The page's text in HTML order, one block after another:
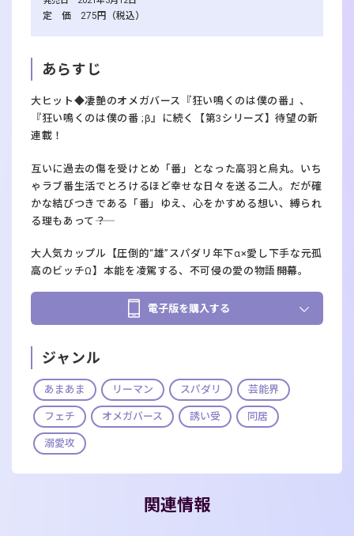
定 価 275円（税込）
あらすじ
大ヒット◆凄艶のオメガバース『狂い鳴くのは僕の番』、
『狂い鳴くのは僕の番 ;β』に続く【第3シリーズ】待望の新
連載！
互いに過去の傷を受けとめ「番」となった高羽と烏丸。いち
ゃラブ番生活でとろけるほど幸せな日々を送る二人。だが確
かな結びつきである「番」ゆえ、心をかすめる想い、縛られ
る理もあって――？
大人気カップル【圧倒的“雄”スパダリ年下α×愛し下手な元孤
高のビッチΩ】本能を凌駕する、不可侵の愛の物語――開幕。
電子版を購入する
ジャンル
あまあま リーマン スパダリ 芸能界
フェチ オメガバース 誘い受 同居
溺愛攻
関連情報